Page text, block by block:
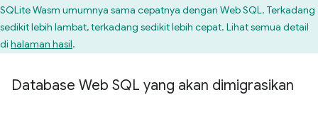
SQLite Wasm umumnya sama cepatnya dengan Web SQL. Terkadang
sedikit lebih lambat, terkadang sedikit lebih cepat. Lihat semua detail
di halaman hasil.
Database Web SQL yang akan dimigrasikan